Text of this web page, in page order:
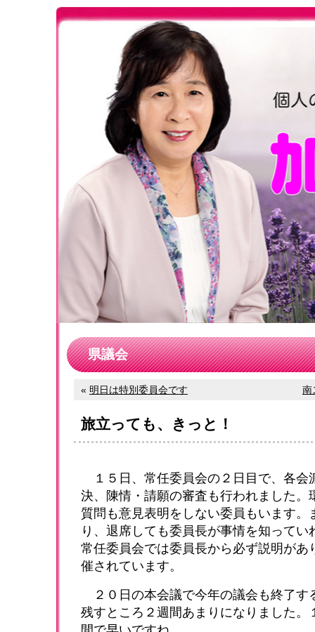
県議会
« 明日は特別委員会です 南
旅立っても、きっと！
１５日、常任委員会の２日目で、各会
決、陳情・請願の審査も行われました。
質問も意見表明をしない委員もいます。
り、退席しても委員長が事情を知って
常任委員会では委員長から必ず説明があ
催されています。
２０日の本会議で今年の議会も終了す
残すところ２週間あまりになりました。